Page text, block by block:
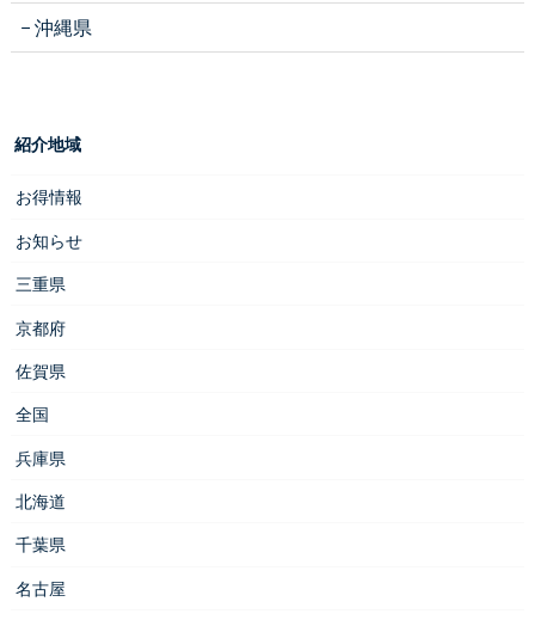
沖縄県
紹介地域
お得情報
お知らせ
三重県
京都府
佐賀県
全国
兵庫県
北海道
千葉県
名古屋